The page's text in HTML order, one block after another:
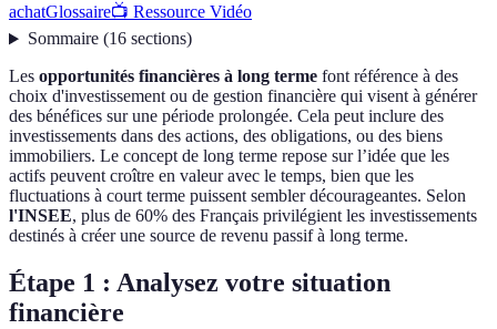
achatGlossaire📺 Ressource Vidéo
Sommaire(16 sections)
Les opportunités financières à long terme font référence à des
choix d'investissement ou de gestion financière qui visent à générer
des bénéfices sur une période prolongée. Cela peut inclure des
investissements dans des actions, des obligations, ou des biens
immobiliers. Le concept de long terme repose sur l’idée que les
actifs peuvent croître en valeur avec le temps, bien que les
fluctuations à court terme puissent sembler décourageantes. Selon
l'INSEE, plus de 60% des Français privilégient les investissements
destinés à créer une source de revenu passif à long terme.
Étape 1 : Analysez votre situation
financière